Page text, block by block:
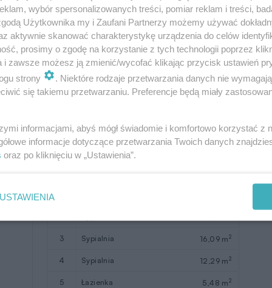
8 garaż 17,56 m
9 taras (22,0)
W nawiasach podano powierzchnie
pomieszczenia netto
3 sypialnia 16,09 m2
4 sypialnia 12,29 m2
5 łazienka 5,48 m2
wybór spersonalizowanych treści, pomiar reklam i treści,
Użytkownika my i Zaufani Partnerzy możemy używać
aktywnie skanować charakterystykę urządzenia do celów
prosimy o zgodę na korzystanie z tych technologii poprzez
i zawsze możesz ją zmienić/wycofać klikając przycisk ustawień
strony
. Niektóre rodzaje przetwarzania danych nie
się takiemu przetwarzaniu. Preferencje będą miały
informacjami, abyś mógł świadomie i komfortowo korzystać z
informacje dotyczące przetwarzania Twoich danych
oraz po kliknięciu w „Ustawienia”.
USTAWIENIA